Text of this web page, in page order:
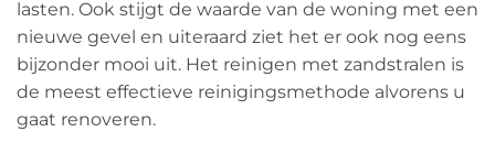
lasten. Ook stijgt de waarde van de woning met een
nieuwe gevel en uiteraard ziet het er ook nog eens
bijzonder mooi uit. Het reinigen met zandstralen is
de meest effectieve reinigingsmethode alvorens u
gaat renoveren.